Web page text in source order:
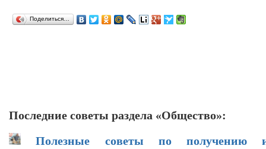
Поделиться…
Последние советы раздела «Общество»:
Полезные советы по получению